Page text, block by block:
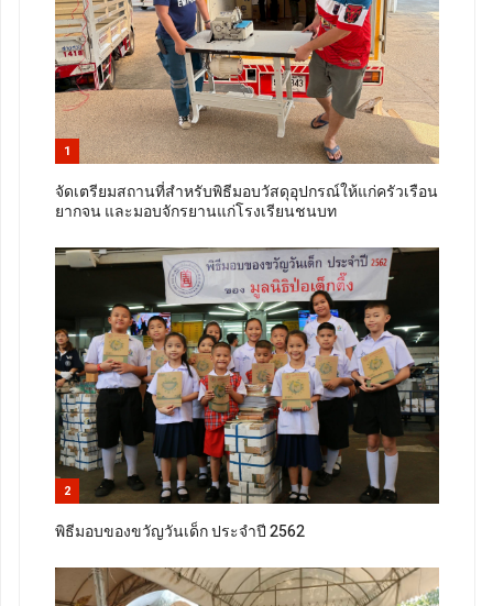
1
จัดเตรียมสถานที่สำหรับพิธีมอบวัสดุอุปกรณ์ให้แก่ครัวเรือน
ยากจน และมอบจักรยานแก่โรงเรียนชนบท
2
พิธีมอบของขวัญวันเด็ก ประจำปี 2562